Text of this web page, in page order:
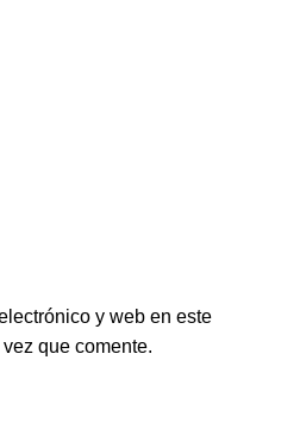
y web en este
que comente.